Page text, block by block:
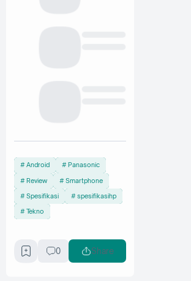
Android Panasonic
Review Smartphone
Spesifikasi spesifikasihp
Tekno
0 Share